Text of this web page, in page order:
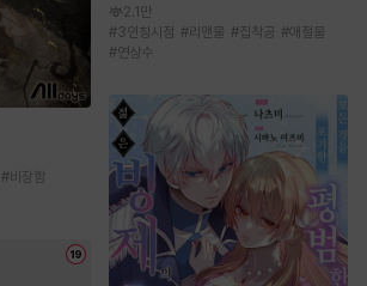
#비장함
2.1만
#3인칭시점 #리맨물 #집착공 #애절물
#연상수